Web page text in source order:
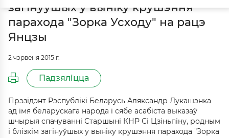
загінуўшых у выніку крушэння
парахода "Зорка Усходу" на рацэ
Янцзы
2 чэрвеня 2015 г.
Падзяліцца
Прэзідэнт Рэспублікі Беларусь Аляксандр Лукашэнка
ад імя беларускага народа і сябе асабіста выказаў
шчырыя спачуванні Старшыні КНР Сі Цзіньпіну, родным
і блізкім загінуўшых у выніку крушэння парахода "Зорка